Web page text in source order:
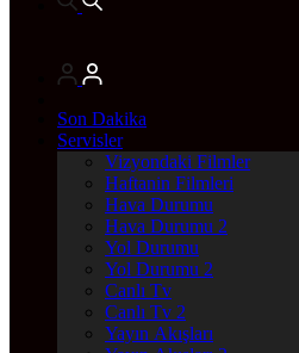
Son Dakika
Servisler
Vizyondaki Filmler
Haftanin Filmleri
Hava Durumu
Hava Durumu 2
Yol Durumu
Yol Durumu 2
Canlı Tv
Canlı Tv 2
Yayın Akışları